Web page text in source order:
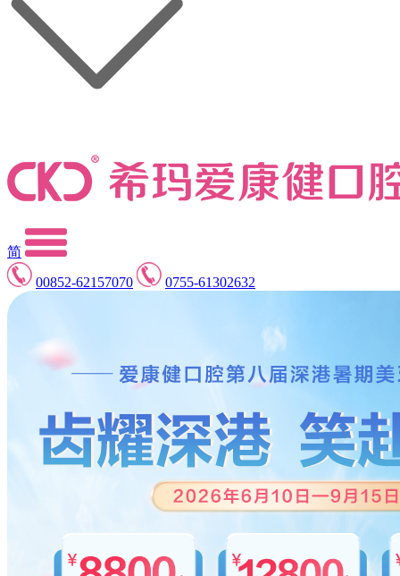
简
00852-62157070
0755-61302632